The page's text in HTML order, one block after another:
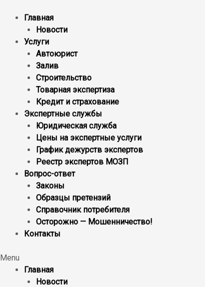
Главная
Новости
Услуги
Автоюрист
Залив
Строительство
Товарная экспертиза
Кредит и страхование
Экспертные службы
Юридическая служба
Цены на экспертные услуги
График дежурств экспертов
Реестр экcпертов МОЗП
Вопрос-ответ
Законы
Образцы претензий
Справочник потребителя
Осторожно — Мошенничество!
Контакты
Menu
Главная
Новости